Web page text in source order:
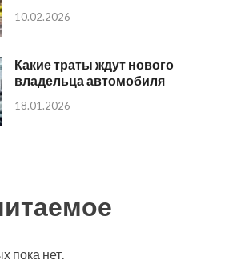
10.02.2026
Какие траты ждут нового
владельца автомобиля
18.01.2026
пока нет.